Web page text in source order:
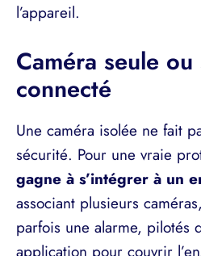
l’appareil.
Caméra seule ou
connecté
Une caméra isolée ne fait
sécurité. Pour une vraie
gagne à s’intégrer à un
associant plusieurs
parfois une alarme, pilotés